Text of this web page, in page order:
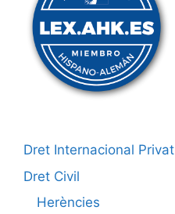
Dret Internacional Privat
Dret Civil
Herències